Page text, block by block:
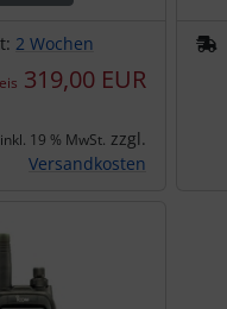
2 Wochen
319,00 EUR
inkl. 19 % MwSt. zzgl.
Versandkosten